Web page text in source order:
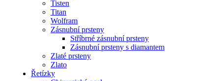
Tisten
Titan
Wolfram
Zásnubní prsteny
Stříbrné zásnubní prsteny
Zásnubní prsteny s diamantem
Zlaté prsteny
Zlato
Řetízky